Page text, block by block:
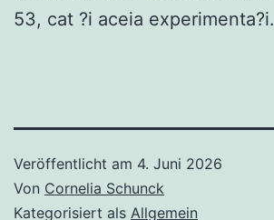
53, cat ?i aceia experimenta?i.
Veröffentlicht am 4. Juni 2026
Von Cornelia Schunck
Kategorisiert als Allgemein